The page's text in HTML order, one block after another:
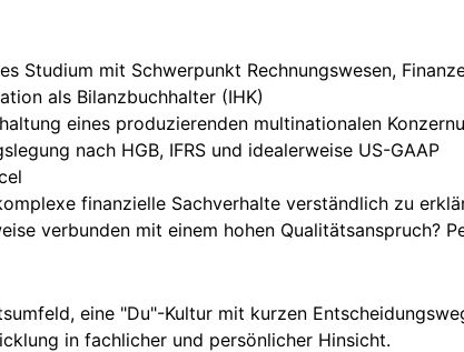
Studium mit Schwerpunkt Rechnungswesen,
als Bilanzbuchhalter (IHK)
eines produzierenden multinationalen
nach HGB, IFRS und idealerweise US-GAAP
finanzielle Sachverhalte verständlich zu
verbunden mit einem hohen Qualitätsanspruch?
eine "Du"-Kultur mit kurzen
in fachlicher und persönlicher Hinsicht.